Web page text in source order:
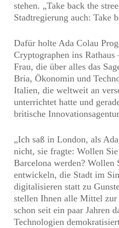
stehen. „Take back the
Stadtregierung auch: Take
Dafür holte Ada Colau
Cryptographen ins
Frau, die über alles das
Bria, Ökonomin und
Italien, die weltweit an
unterrichtet hatte und
britische
„Ich saß in London, als
nicht, sie fragte: Wollen
Barcelona werden? Wollen
entwickeln, die Stadt im
digitalisieren statt zu
stellen Ihnen alle Mittel
schon seit ein paar Jahren
Technologien